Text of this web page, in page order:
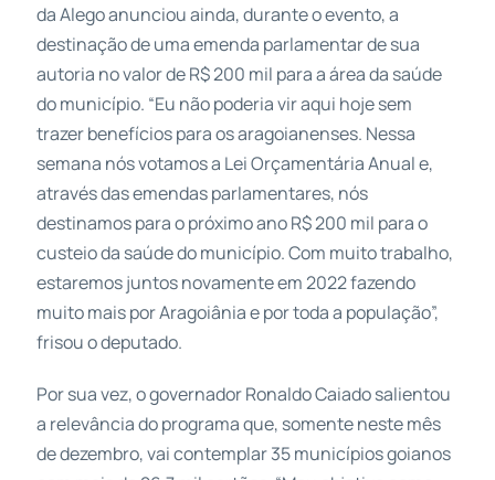
da Alego anunciou ainda, durante o evento, a
destinação de uma emenda parlamentar de sua
autoria no valor de R$ 200 mil para a área da saúde
do município. “Eu não poderia vir aqui hoje sem
trazer benefícios para os aragoianenses. Nessa
semana nós votamos a Lei Orçamentária Anual e,
através das emendas parlamentares, nós
destinamos para o próximo ano R$ 200 mil para o
custeio da saúde do município. Com muito trabalho,
estaremos juntos novamente em 2022 fazendo
muito mais por Aragoiânia e por toda a população”,
frisou o deputado.
Por sua vez, o governador Ronaldo Caiado salientou
a relevância do programa que, somente neste mês
de dezembro, vai contemplar 35 municípios goianos